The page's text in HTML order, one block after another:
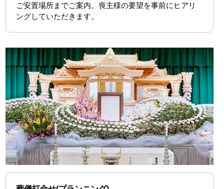
ご安置場所までご案内。喪主様の要望を事前にヒアリ
ングしていただきます。